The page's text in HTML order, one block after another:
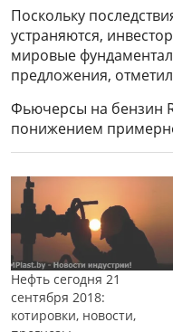
Поскольку
устраняются,
мировые
предложения,
Фьючерсы на бензин
понижением
Нефть сегодня 21
сентября 2018:
котировки, новости,